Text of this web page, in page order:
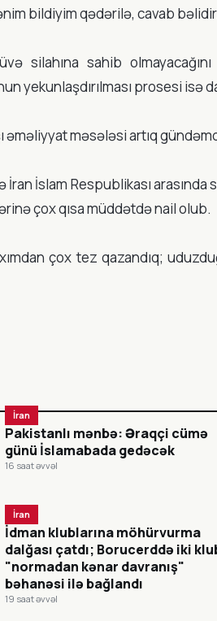
bildiyim qədərilə, cavab
silahına sahib
yekunlaşdırılması prosesi isə
əməliyyat məsələsi artıq
İran İslam Respublikası
çox qısa müddətdə nail olub.
çox tez qazandıq;
İran
Pakistanlı mənbə: Əraqçi cümə
günü İslamabada gedəcək
16 saat əvvəl
İran
İdman klublarına möhürvurma
dalğası çatdı; Borucerddə iki
"normadan kənar davranış"
bəhanəsi ilə bağlandı
19 saat əvvəl